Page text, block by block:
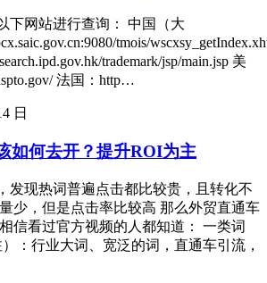
下网站进行查询： 中国（大
tmois/
trademark/jsp/main.jsp 美
法国：http…
日
如何去开？提升ROI为主
发现热词普遍点击都比较贵，且转化不
少，但是点击率比较高 那么外贸直通车
信看过官方视频的人都知道： 一类词
）：行业大词、宽泛的词，直通车引流，